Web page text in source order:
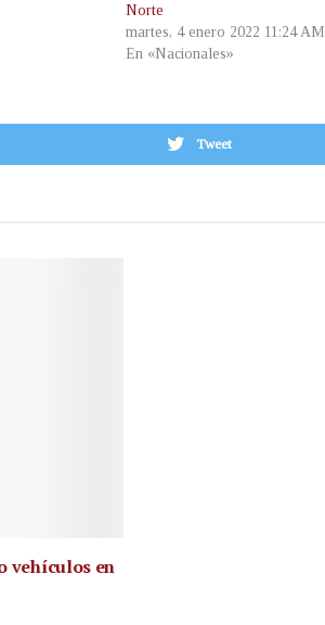
Norte
martes, 4 enero 2022 11:24 AM
En «Nacionales»
Tweet
vehículos en